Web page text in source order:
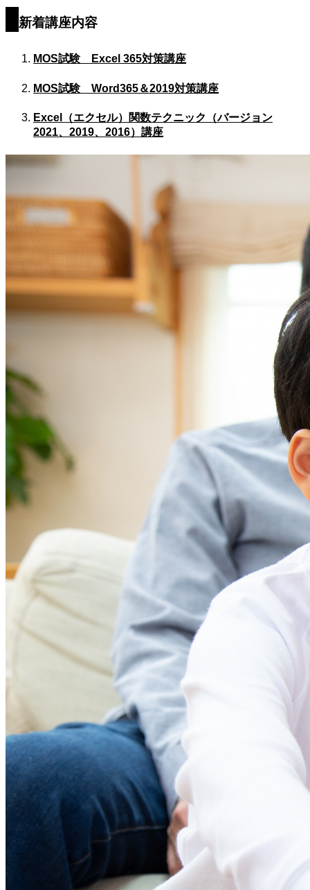
新着講座内容
MOS試験 Excel 365対策講座
MOS試験 Word365＆2019対策講座
Excel（エクセル）関数テクニック（バージョン
2021、2019、2016）講座